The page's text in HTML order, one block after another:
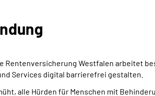
Rentenversicherung Westfalen arbeitet
Services digital barrierefrei gestalten.
alle Hürden für Menschen mit